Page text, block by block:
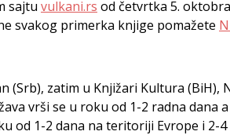
sajtu vulkani.rs od četvrtka 5.
svakog primerka knjige pomažete
(Srb), zatim u Knjižari Kultura
vrši se u roku od 1-2 radna dana
od 1-2 dana na teritoriji Evrope i 2-